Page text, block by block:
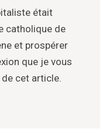
était
catholique de
et prospérer
que je vous
cet article.